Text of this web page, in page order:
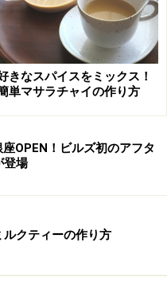
はミルクをいれるよりス
系スイーツなど。
きなスパイスをミックス！
単マサラチャイの作り方
OPEN！ビルズ初のアフタ
登場
クティーの作り方